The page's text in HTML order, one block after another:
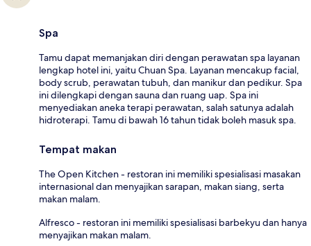
Spa
Tamu dapat memanjakan diri dengan perawatan spa layanan
lengkap hotel ini, yaitu Chuan Spa. Layanan mencakup facial,
body scrub, perawatan tubuh, dan manikur dan pedikur. Spa
ini dilengkapi dengan sauna dan ruang uap. Spa ini
menyediakan aneka terapi perawatan, salah satunya adalah
hidroterapi. Tamu di bawah 16 tahun tidak boleh masuk spa.
Tempat makan
The Open Kitchen - restoran ini memiliki spesialisasi masakan
internasional dan menyajikan sarapan, makan siang, serta
makan malam.
Alfresco - restoran ini memiliki spesialisasi barbekyu dan hanya
menyajikan makan malam.